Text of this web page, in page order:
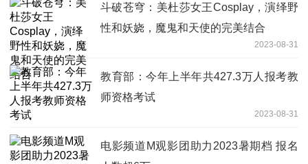
斗破苍穹：美杜莎女王Cosplay，演绎野
性和妖娆，魔鬼和天使的完美结合
2023-08-31
教育部：今年上半年共427.3万人报考教
师资格考试
2023-08-31
电影频道M观影团助力2023暑期档 报名